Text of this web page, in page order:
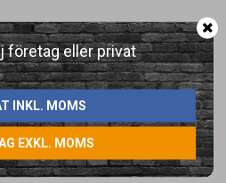
företag eller privat
INKL. MOMS
EXKL. MOMS